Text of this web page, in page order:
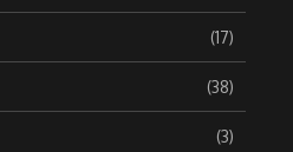
(17)
(38)
(3)